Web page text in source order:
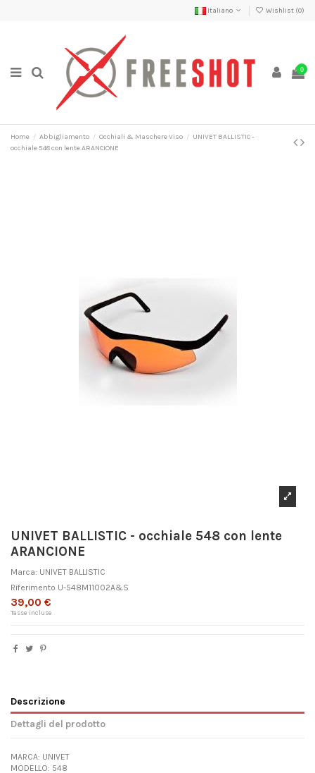
Italiano Wishlist (0)
0
Home Abbigliamento Occhiali & Maschere Viso
UNIVET BALLISTIC -
occhiale 548 con lente ARANCIONE
UNIVET BALLISTIC - occhiale 548 con lente
ARANCIONE
Marca: UNIVET BALLISTIC
Riferimento U-548M11002A&S
39,00 €
Tasse incluse
Descrizione
Dettagli del prodotto
MARCA: UNIVET
MODELLO: 548